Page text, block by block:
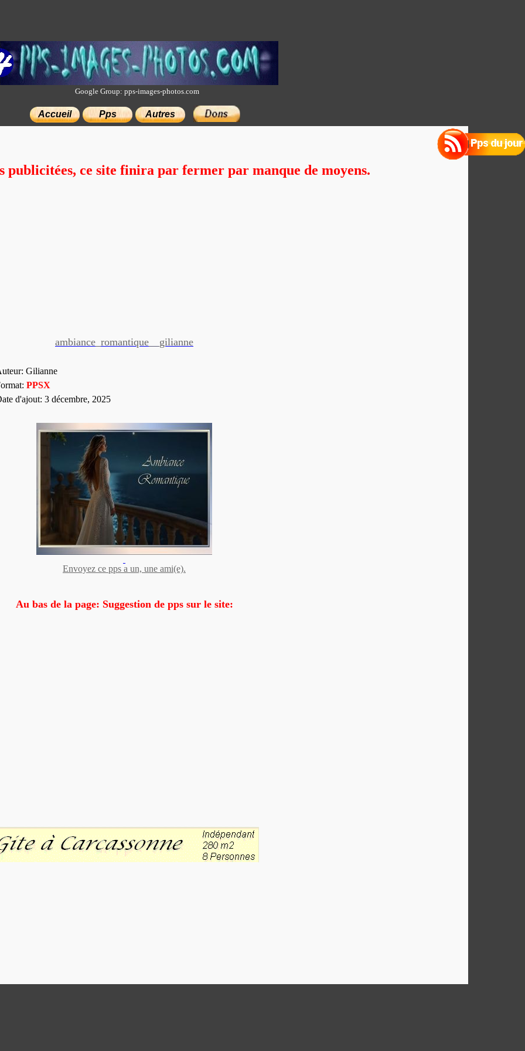
Accueil Pps Autres
Google Group: pps-images-photos.com
×
publicitées, ce site finira par fermer par manque de moyens.
ambiance_romantique__gilianne
Gilianne
PPSX
d'ajout: 3 décembre, 2025
Envoyez ce pps a un, une ami(e).
Au bas de la page: Suggestion de pps sur le site: